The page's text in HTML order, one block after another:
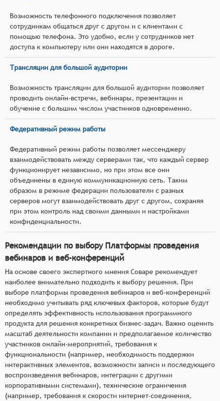
Возможность телефонного подключения позволяет
сотрудникам общаться друг с другом и с клиентами с
помощью телефона. Это удобно, если у сотрудников нет
доступа к компьютеру или они находятся в дороге.
Трансляции для большой аудитории
Возможность трансляции для большой аудитории позволяет
проводить онлайн-встречи, вебинары, презентации и
обучение с большим числом участников одновременно.
Федеративный режим работы
Федеративный режим работы позволяет мессенджеру
взаимодействовать между серверами так, что каждый сервер
функционирует независимо, но при этом все они
объединены в единую коммуникационную сеть. Таким
образом в режиме федерации пользователи с разных
серверов могут взаимодействовать друг с другом, сохраняя
при этом контроль над своими данными и настройками
конфиденциальности.
Рекомендации по выбору Платформы проведения
вебинаров и веб-конференций
На основе своего экспертного мнения Соваре рекомендует
наиболее внимательно подходить к выбору решения. При
выборе платформы проведения вебинаров и веб-конференций
необходимо учитывать ряд ключевых факторов, которые будут
определять эффективность использования программного
продукта для решения конкретных бизнес-задач. Важно оценить
масштаб деятельности компании и предполагаемое количество
участников онлайн-мероприятий, требования к
функциональности (например, необходимость поддержки
интерактивных элементов, возможности записи и последующего
воспроизведения вебинаров, интеграции с другими
корпоративными системами), технические ограничения
(например, требования к скорости интернет-соединения,